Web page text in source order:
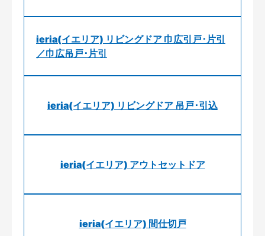
ieria(イエリア) リビングドア 巾広引戸･片引
／巾広吊戸･片引
ieria(イエリア) リビングドア 吊戸･引込
ieria(イエリア) アウトセットドア
ieria(イエリア) 間仕切戸